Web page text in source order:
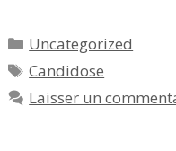
Catégories
Uncategorized
Étiquettes
Candidose
Laisser un